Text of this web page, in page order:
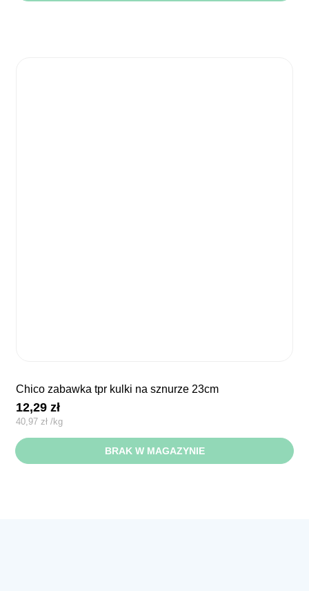
chico zabawka tpr kulki na sznurze 23cm
12,29zł
40,97zł /kg
BRAK W MAGAZYNIE